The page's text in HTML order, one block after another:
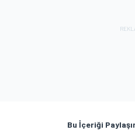
Bu İçeriği